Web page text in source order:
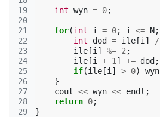
19
20
21
22
23
24
25
26
27
28
29
int wyn = 0;
for(int i = 0; i <= N;
int
dod = ile [i ] /
ile [i ] %= 2 ;
ile [i + 1 ] += dod ;
if(ile [i ] > 0) wyn
}
cout << wyn << endl ;
return 0;
}